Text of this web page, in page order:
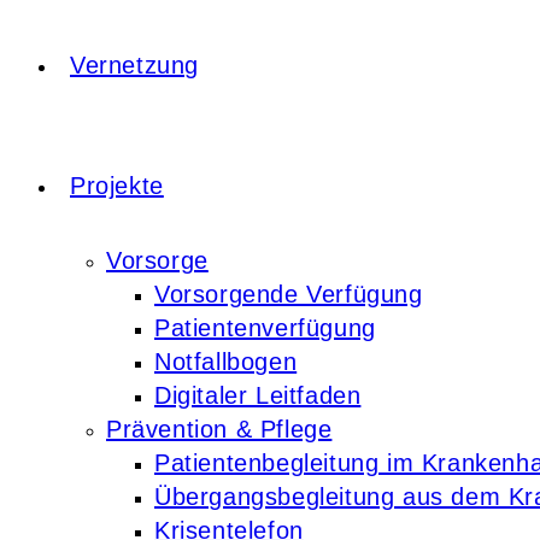
Vernetzung
Projekte
Vorsorge
Vorsorgende Verfügung
Patientenverfügung
Notfallbogen
Digitaler Leitfaden
Prävention & Pflege
Patientenbegleitung im
Übergangsbegleitung aus dem
Krisentelefon